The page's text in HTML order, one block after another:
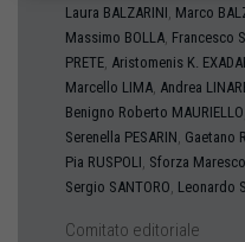
Laura BALZARINI, Marco
Massimo BOLLA, Francesco
PRETE, Aristomenis K.
Marcello LIMA, Andrea
Benigno Roberto MAURIELLO
Serenella PESARIN, Gaetano
Pia RUSPOLI, Sforza
Sergio SANTORO, Leonardo
Comitato editoriale